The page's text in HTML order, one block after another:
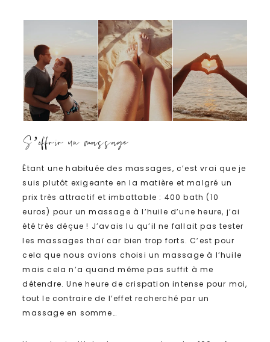
S’offrir un massage
Étant une habituée des massages, c’est vrai que je
suis plutôt exigeante en la matière et malgré un
prix très attractif et imbattable : 400 bath (10
euros) pour un massage à l’huile d’une heure, j’ai
été très déçue ! J’avais lu qu’il ne fallait pas tester
les massages thaï car bien trop forts. C’est pour
cela que nous avions choisi un massage à l’huile
mais cela n’a quand même pas suffit à me
détendre. Une heure de crispation intense pour moi,
tout le contraire de l’effet recherché par un
massage en somme…